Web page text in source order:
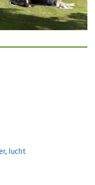
lucht